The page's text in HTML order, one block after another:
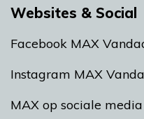
Websites & Social
Facebook MAX
Instagram MAX
MAX op sociale media